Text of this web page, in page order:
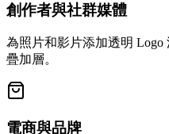
創作者與社群媒體
為照片和影片添加透明
疊加層。
電商與品牌